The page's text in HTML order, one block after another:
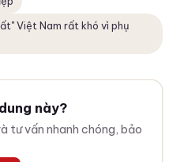
Việt Nam rất khó vì phụ
này?
tư vấn nhanh chóng, bảo